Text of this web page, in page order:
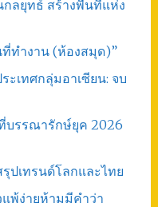
ลยุทธ์ สร้างพื้นที่แห่ง
ที่ทำงาน (ห้องสมุด)”
ะเทศกลุ่มอาเซียน: จบ
บรรณารักษ์ยุค 2026
ปเทรนด์โลกและไทย
พ้ง่ายห้ามมีคำว่า